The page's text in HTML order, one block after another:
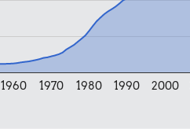
1960 1970 1980 1990 2000